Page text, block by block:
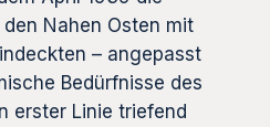
Nahen Osten mit
– angepasst
Bedürfnisse des
erster Linie triefend